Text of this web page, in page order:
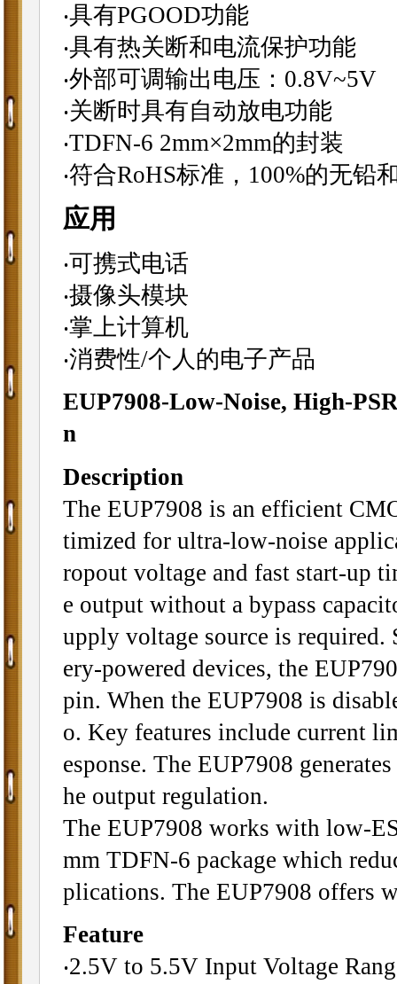
‧具有PGOOD功能
‧具有热关断和电流保护功能
‧外部可调输出电压：0.8V~5V
‧关断时具有自动放电功能
‧TDFN-6 2mm×2mm的封装
‧符合RoHS标准，100%的无铅
应用
‧可携式电话
‧摄像头模块
‧掌上计算机
‧消费性/个人的电子产品
EUP7908-Low-Noise, High-
n
Description
The EUP7908 is an efficient
timized for ultra-low-noise
ropout voltage and fast start-up
e output without a bypass
upply voltage source is
ery-powered devices, the
pin. When the EUP7908 is
o. Key features include current
esponse. The EUP7908
he output regulation.
The EUP7908 works with low-
mm TDFN-6 package which
plications. The EUP7908 offers
Feature
‧2.5V to 5.5V Input Voltage